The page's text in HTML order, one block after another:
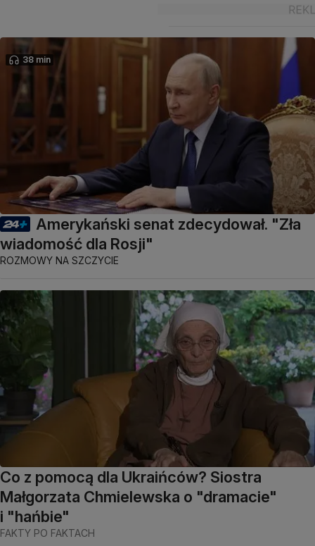
38 min
Amerykański senat zdecydował. "Zła
wiadomość dla Rosji"
ROZMOWY NA SZCZYCIE
Co z pomocą dla Ukraińców? Siostra
Małgorzata Chmielewska o "dramacie"
i "hańbie"
FAKTY PO FAKTACH